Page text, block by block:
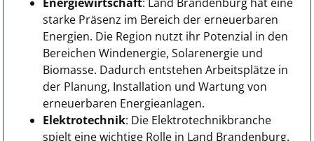
starke Präsenz im Bereich der erneuerbaren
Energien. Die Region nutzt ihr Potenzial in den
Bereichen Windenergie, Solarenergie und
Biomasse. Dadurch entstehen Arbeitsplätze in
der Planung, Installation und Wartung von
erneuerbaren Energieanlagen.
Elektrotechnik: Die Elektrotechnikbranche
spielt eine wichtige Rolle in Land Brandenburg.